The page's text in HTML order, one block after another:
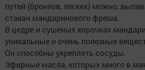
путей (бронхов, легких) можно,
стакан мандаринового фреша.
В цедре и сушеных корочках
уникальные и очень полезные
Он способны укреплять сосуды.
Эфирные масла, которых много в